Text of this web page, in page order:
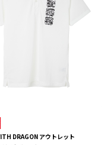
DRAGON アウトレット